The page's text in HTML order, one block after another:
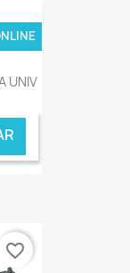
UNIV
favorite_border